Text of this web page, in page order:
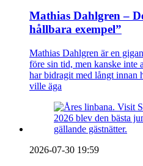
Mathias Dahlgren –
hållbara exempel”
Mathias Dahlgren är en
före sin tid, men kanske inte
har bidragit med långt innan
ville äga
2026-07-30 19:59